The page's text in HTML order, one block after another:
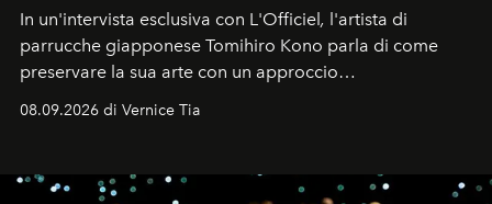
In un'intervista esclusiva con L'Officiel, l'artista di
parrucche giapponese Tomihiro Kono parla di come
preservare la sua arte con un approccio
08.09.2026 di Vernice Tia